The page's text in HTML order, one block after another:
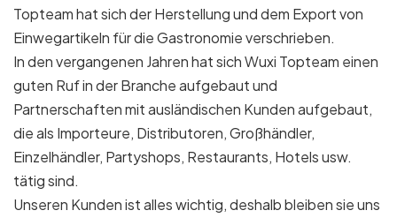
Topteam hat sich der Herstellung und dem Export von
Einwegartikeln für die Gastronomie verschrieben.
In den vergangenen Jahren hat sich Wuxi Topteam einen
guten Ruf in der Branche aufgebaut und
Partnerschaften mit ausländischen Kunden aufgebaut,
die als Importeure, Distributoren, Großhändler,
Einzelhändler, Partyshops, Restaurants, Hotels usw.
tätig sind.
Unseren Kunden ist alles wichtig, deshalb bleiben sie uns